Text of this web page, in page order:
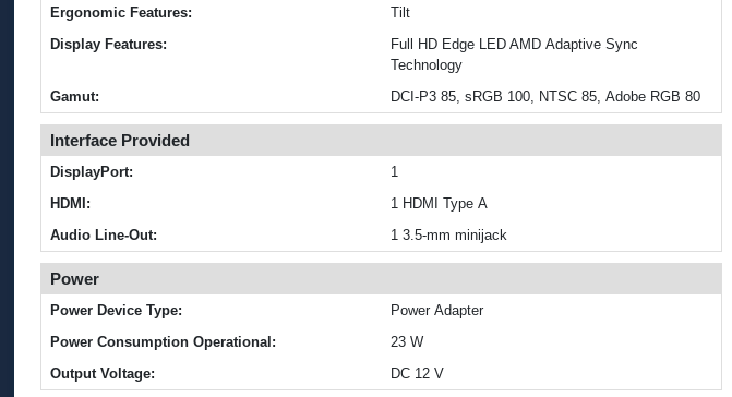
Ergonomic Features:
Tilt
Display Features:
Full HD Edge LED AMD Adaptive Sync
Technology
Gamut:
DCI-P3 85, sRGB 100, NTSC 85, Adobe RGB 80
Interface Provided
DisplayPort:
1
HDMI:
1 HDMI Type A
Audio Line-Out:
1 3.5-mm minijack
Power
Power Device Type:
Power Adapter
Power Consumption Operational:
23 W
Output Voltage:
DC 12 V